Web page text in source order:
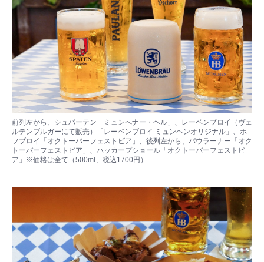
前列左から、シュパーテン「ミュンへナー・ヘル」、レーベンブロイ（ヴェ
ルテンブルガーにて販売）「レーベンブロイ ミュンヘンオリジナル」、ホ
フブロイ「オクトーバーフェストビア」、後列左から、パウラーナー「オク
トーバーフェストビア」、ハッカープショール「オクトーバーフェストビ
ア」※価格は全て（500ml、税込1700円）